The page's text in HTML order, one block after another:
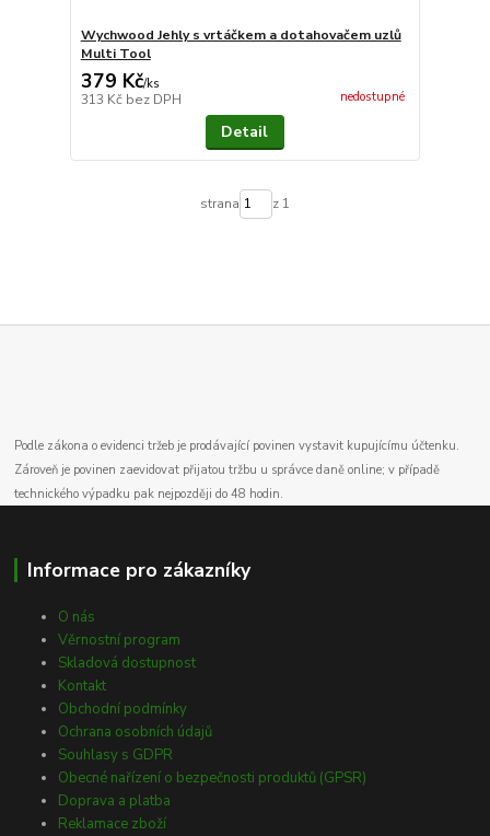
Wychwood Jehly s vrtáčkem a dotahovačem uzlů
Multi Tool
379 Kč/ks
313 Kč bez DPH nedostupné
Detail
strana z 1
Podle zákona o evidenci tržeb je prodávající povinen vystavit kupujícímu účtenku.
Zároveň je povinen zaevidovat přijatou tržbu u správce daně online; v případě
technického výpadku pak nejpozději do 48 hodin.
Informace pro zákazníky
O nás
Věrnostní program
Skladová dostupnost
Kontakt
Obchodní podmínky
Ochrana osobních údajů
Souhlasy s GDPR
Obecné nařízení o bezpečnosti produktů (GPSR)
Doprava a platba
Reklamace zboží